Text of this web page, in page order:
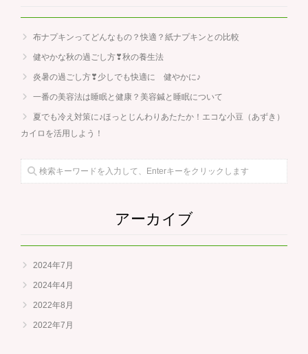
布ナプキンってどんなもの？快適？紙ナプキンとの比較
健やかな秋の過ごし方❣秋の養生法
炎暑の過ごし方❣少しでも快適に 健やかに♪
一番の美容法は睡眠と健康？美容鍼と睡眠について
夏でも冷え対策に♪ほっとじんわりあたたか！エコな小豆（あずき）
カイロを活用しよう！
アーカイブ
2024年7月
2024年4月
2022年8月
2022年7月